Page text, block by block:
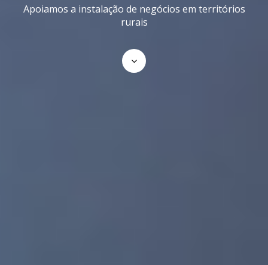
Apoiamos a instalação de negócios em territórios
rurais